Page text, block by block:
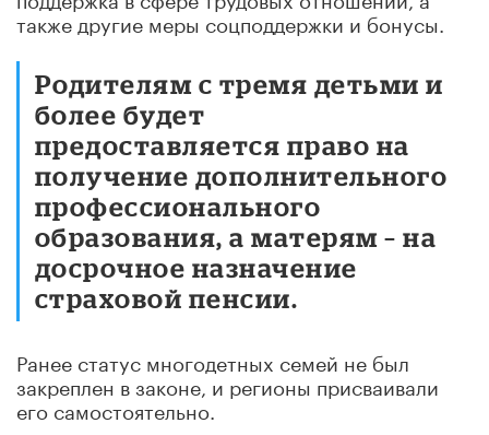
также другие меры соцподдержки и бонусы.
Родителям с тремя детьми и
более будет
предоставляется право на
получение дополнительного
профессионального
образования, а матерям – на
досрочное назначение
страховой пенсии.
Ранее статус многодетных семей не был
закреплен в законе, и регионы присваивали
его самостоятельно.